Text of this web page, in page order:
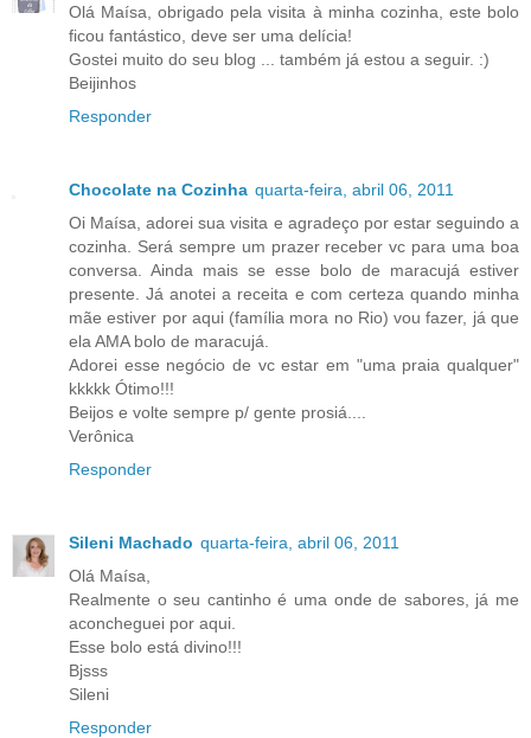
Olá Maísa, obrigado pela visita à minha cozinha, este bolo
ficou fantástico, deve ser uma delícia!
Gostei muito do seu blog ... também já estou a seguir. :)
Beijinhos
Responder
Chocolate na Cozinha quarta-feira, abril 06, 2011
Oi Maísa, adorei sua visita e agradeço por estar seguindo a
cozinha. Será sempre um prazer receber vc para uma boa
conversa. Ainda mais se esse bolo de maracujá estiver
presente. Já anotei a receita e com certeza quando minha
mãe estiver por aqui (família mora no Rio) vou fazer, já que
ela AMA bolo de maracujá.
Adorei esse negócio de vc estar em "uma praia qualquer"
kkkkk Ótimo!!!
Beijos e volte sempre p/ gente prosiá....
Verônica
Responder
Sileni Machado quarta-feira, abril 06, 2011
Olá Maísa,
Realmente o seu cantinho é uma onde de sabores, já me
aconcheguei por aqui.
Esse bolo está divino!!!
Bjsss
Sileni
Responder